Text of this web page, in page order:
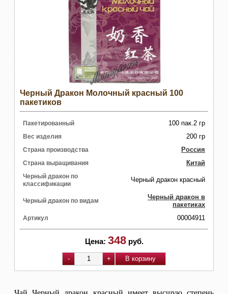
Черный Дракон Молочный красный 100
пакетиков
Пакетированный 100 пак.2 гр
Вес изделия 200 гр
Страна производства Россия
Страна выращивания Китай
Черный дракон по
классификации
Черный дракон красный
Черный дракон по видам
Черный дракон в
пакетиках
Артикул 00004911
Цена: 348 руб.